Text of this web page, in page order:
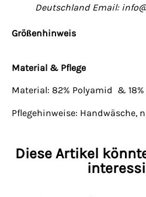
Deutschland Email:
Größenhinweis
Material & Pflege
Material: 82% Polyamid &
Pflegehinweise: Handwäsche,
Diese Artikel